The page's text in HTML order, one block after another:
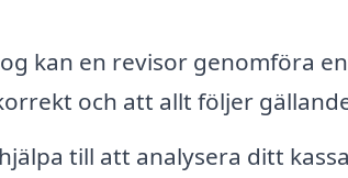
kan en revisor genomföra
och att allt följer
till att analysera ditt